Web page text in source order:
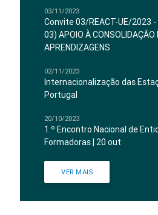
03/11/2023
Convite 03/REACT-UE/2023
03) APOIO À CONSOLIDAÇÃO
APRENDIZAGENS
02/11/2023
Internacionalização das
Portugal
20/10/2023
1.º Encontro Nacional de
Formadoras | 20 out
VER MAIS